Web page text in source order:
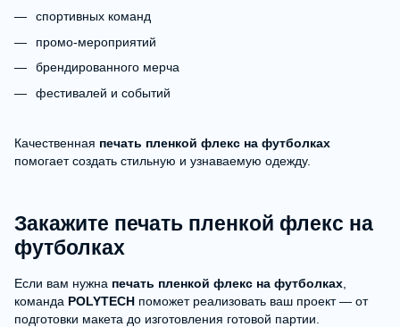
спортивных команд
промо-мероприятий
брендированного мерча
фестивалей и событий
Качественная печать пленкой флекс на футболках
помогает создать стильную и узнаваемую одежду.
Закажите печать пленкой флекс на
футболках
Если вам нужна печать пленкой флекс на футболках
команда POLYTECH поможет реализовать ваш проект — от
подготовки макета до изготовления готовой партии.